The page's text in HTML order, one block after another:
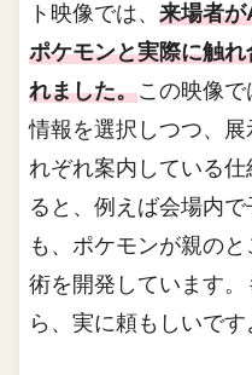
ト映像では、来場者
ポケモンと実際に触
れました。この映像
情報を選択しつつ、
れぞれ案内している
ると、例えば会場内
も、ポケモンが親の
術を開発しています
ら、実に頼もしいです